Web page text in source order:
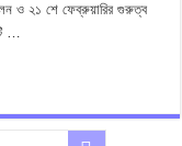
ও ২১ শে ফেব্রুয়ারির গুরুত্ব
…